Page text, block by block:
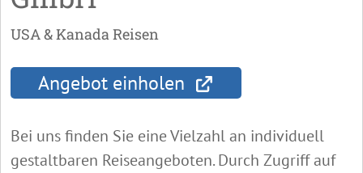
USA & Kanada Reisen
Angebot einholen
Bei uns finden Sie eine Vielzahl an individuell
gestaltbaren Reiseangeboten. Durch Zugriff auf